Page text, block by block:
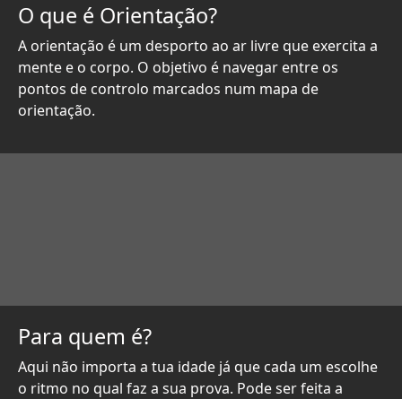
O que é Orientação?
A orientação é um desporto ao ar livre que exercita a
mente e o corpo. O objetivo é navegar entre os
pontos de controlo marcados num mapa de
orientação.
Para quem é?
Aqui não importa a tua idade já que cada um escolhe
o ritmo no qual faz a sua prova. Pode ser feita a